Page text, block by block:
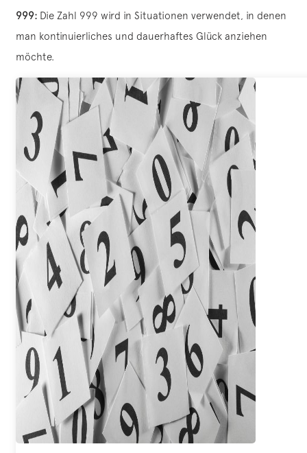
999: Die Zahl 999 wird in Situationen verwendet, in denen
man kontinuierliches und dauerhaftes Glück anziehen
möchte.